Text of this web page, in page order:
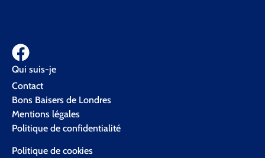
Qui suis-je
Contact
Bons Baisers de Londres
Mentions légales
Politique de confidentialité
Politique de cookies